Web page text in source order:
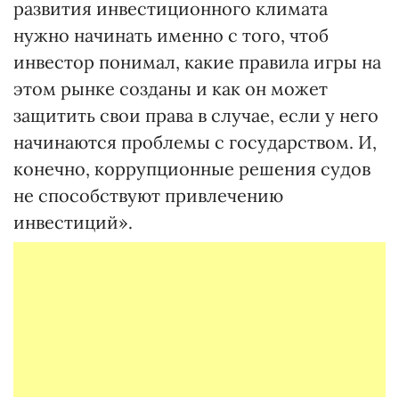
развития инвестиционного климата
нужно начинать именно с того, чтоб
инвестор понимал, какие правила игры на
этом рынке созданы и как он может
защитить свои права в случае, если у него
начинаются проблемы с государством. И,
конечно, коррупционные решения судов
не способствуют привлечению
инвестиций».